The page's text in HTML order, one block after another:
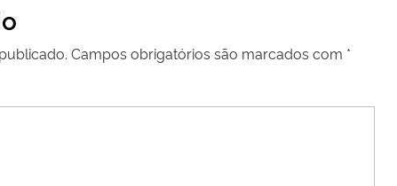
Campos obrigatórios são marcados com *